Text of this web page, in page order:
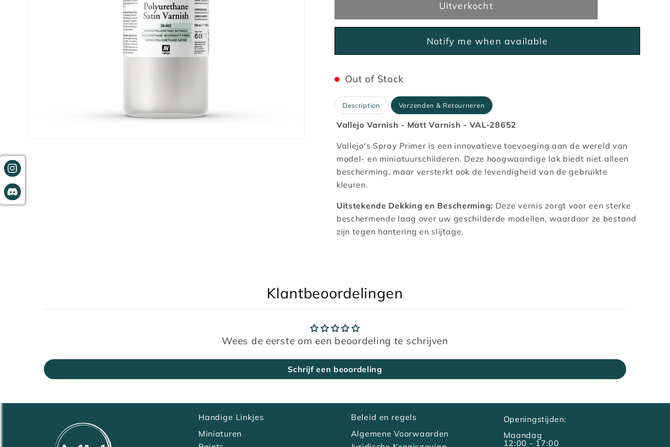
Varnish
Varnish
Uitverkocht
Notify me when available
Out of Stock
Description Verzenden & Retourneren
Vallejo Varnish - Matt Varnish - VAL-28652
Vallejo's Spray Primer is een innovatieve toevoeging aan de wereld van
model- en miniatuurschilderen. Deze hoogwaardige lak biedt niet alleen
bescherming, maar versterkt ook de levendigheid van de gebruikte
kleuren.
Uitstekende Dekking en Bescherming: Deze vernis zorgt voor een sterke
beschermende laag over uw geschilderde modellen, waardoor ze bestand
zijn tegen hantering en slijtage.
Klantbeoordelingen
Wees de eerste om een beoordeling te schrijven
Schrijf een beoordeling
Handige Linkjes
Miniaturen
Beleid en regels
Algemene Voorwaarden
Openingstijden:
Maandag
12:00 - 17:00